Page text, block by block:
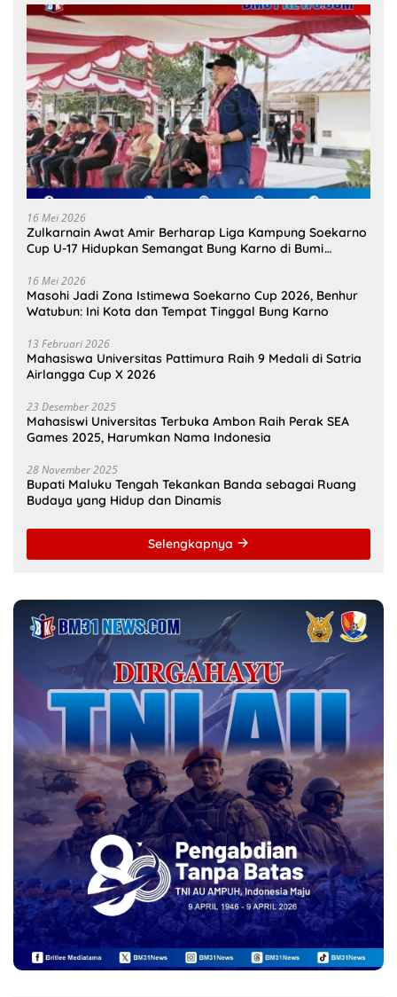
16 Mei 2026
Zulkarnain Awat Amir Berharap Liga Kampung Soekarno
Cup U-17 Hidupkan Semangat Bung Karno di Bumi
16 Mei 2026
Masohi Jadi Zona Istimewa Soekarno Cup 2026, Benhur
Watubun: Ini Kota dan Tempat Tinggal Bung Karno
13 Februari 2026
Mahasiswa Universitas Pattimura Raih 9 Medali di Satria
Airlangga Cup X 2026
23 Desember 2025
Mahasiswi Universitas Terbuka Ambon Raih Perak SEA
Games 2025, Harumkan Nama Indonesia
28 November 2025
Bupati Maluku Tengah Tekankan Banda sebagai Ruang
Budaya yang Hidup dan Dinamis
Selengkapnya